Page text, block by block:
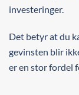
investeringer.
Det betyr at du
gevinsten blir
er en stor fordel